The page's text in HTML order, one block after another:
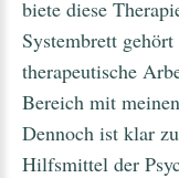
biete diese
Systembrett
therapeutische
Bereich mit
Dennoch ist klar
Hilfsmittel der